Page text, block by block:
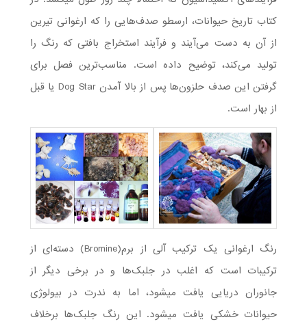
کتاب تاریخ حیوانات، ارسطو صدف‌هایی را که ارغوانی تیرین
از آن به دست می‌آیند و فرآیند استخراج بافتی که رنگ را
تولید می‌کند، توضیح داده است. مناسب‌ترین فصل برای
گرفتن این صدف حلزون‌ها پس از بالا آمدن Dog Star یا قبل
از بهار است.
رنگ ارغوانی یک ترکیب آلی از برم(Bromine) دسته‌ای از
ترکیبات است که اغلب در جلبک‌ها و در برخی دیگر از
جانوران دریایی یافت می­شود، اما به ندرت در بیولوژی
حیوانات خشکی یافت می­شود. این رنگ جلبک‌ها برخلاف